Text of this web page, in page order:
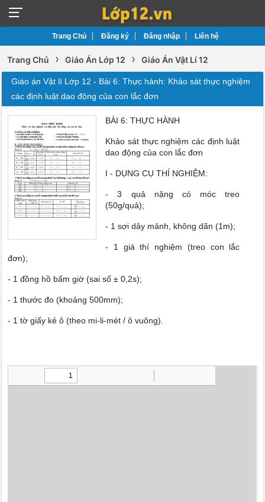
Trang Chủ Đăng ký Đăng nhập Liên hệ
Trang Chủ › Giáo Án Lớp 12 › Giáo Án Vật Lí 12
Giáo án Vật lí Lớp 12 - Bài 6: Thực hành: Khảo sát thực nghiệm
các định luật dao động của con lắc đơn
BÀI 6: THỰC HÀNH
Khảo sát thực nghiệm các định luật
dao động của con lắc đơn
I - DỤNG CỤ THÍ NGHIỆM:
- 3 quả nặng có móc treo
(50g/quả);
- 1 sợi dây mảnh, không dãn (1m);
- 1 giá thí nghiệm (treo con lắc
đơn);
- 1 đồng hồ bấm giờ (sai số ± 0,2s);
- 1 thước đo (khoảng 500mm);
- 1 tờ giấy kẻ ô (theo mi-li-mét / ô vuông).